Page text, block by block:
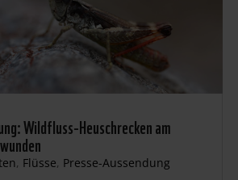
Wildfluss-Heuschrecken am
, Flüsse, Presse-Aussendung